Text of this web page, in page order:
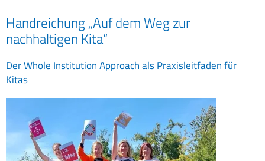
Handreichung „Auf dem Weg zur
nachhaltigen Kita“
Der Whole Institution Approach als Praxisleitfaden für
Kitas